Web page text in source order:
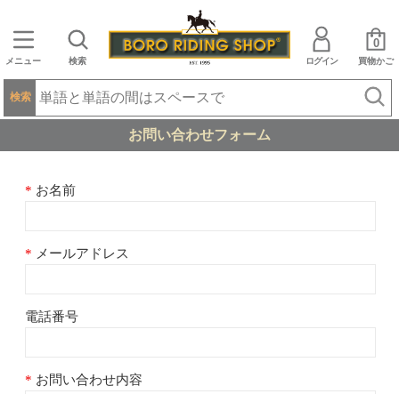
メニュー 検索 ログイン 買物かご
0
検索
お問い合わせフォーム
お名前
メールアドレス
電話番号
お問い合わせ内容